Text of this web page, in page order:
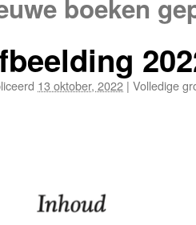
boeken
13 oktober, 2022 | Volledige